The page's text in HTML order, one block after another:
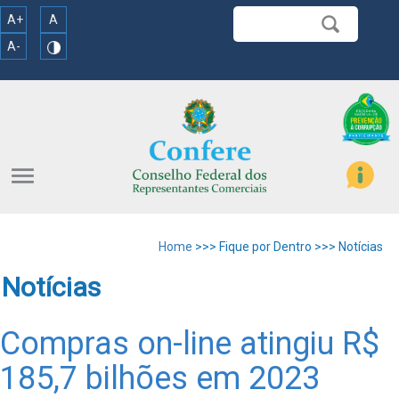
A+
A
A-
menu
Home >>> Fique por Dentro >>> Notícias
Notícias
Compras on-line atingiu R$
185,7 bilhões em 2023